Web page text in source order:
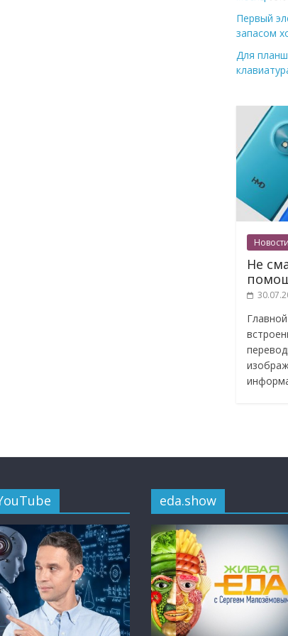
Первый
запасом
Для
Новости
Не
eda.show